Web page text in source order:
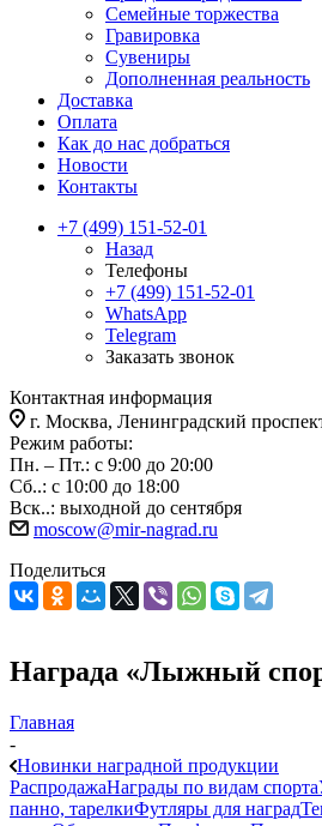
Семейные торжества
Гравировка
Сувениры
Дополненная реальность
Доставка
Оплата
Как до нас добраться
Новости
Контакты
+7 (499) 151-52-01
Назад
Телефоны
+7 (499) 151-52-01
WhatsApp
Telegram
Заказать звонок
Контактная информация
г. Москва, Ленинградский
Режим работы:
Пн. – Пт.: с 9:00 до 20:00
Сб..: с 10:00 до 18:00
Вск..: выходной до сентября
moscow@mir-nagrad.ru
Поделиться
Награда «Лыжный
Главная
-
Новинки наградной продукции
РаспродажаНаграды по видам спорта
панно, тарелкиФутляры для наград